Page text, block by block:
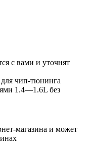
с вами и уточнят
чип-тюнинга
1.4—1.6L без
магазина и может